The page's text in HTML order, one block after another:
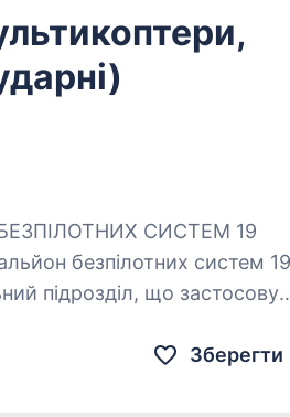
підрозділ, що застосовує
Зберегти